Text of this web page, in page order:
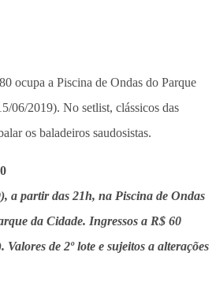
ocupa a Piscina de Ondas do Parque
06/2019). No setlist, clássicos das
os baladeiros saudosistas.
a partir das 21h, na Piscina de Ondas
da Cidade. Ingressos a R$ 60
de 2º lote e sujeitos a alterações